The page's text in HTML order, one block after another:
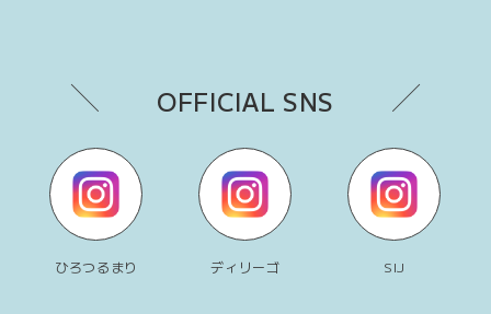
OFFICIAL SNS
ひろつるまり ディリーゴ SIJ